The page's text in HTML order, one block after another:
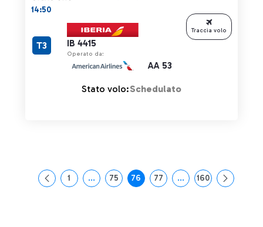
14:50
IB 4415
Operato da:
AA 53
T3
Stato volo:Schedulato
Traccia volo
Pagina
1 ...Pagine intermedie Use TAB to navigate.
Pagina
75 Pagina
76 Pagina
77 ...Pagine intermedie
Pagina
160